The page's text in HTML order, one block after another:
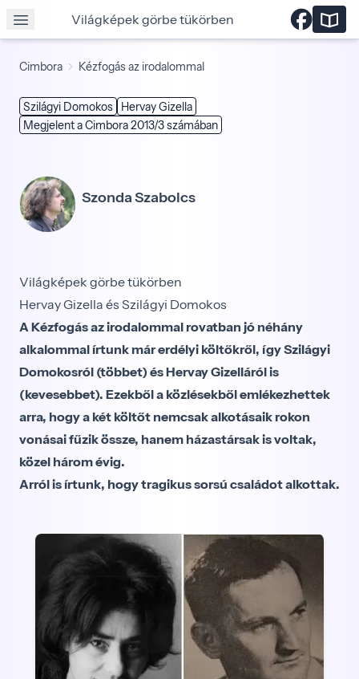
Világképek görbe tükörben
Cimbora Kézfogás az irodalommal
Szilágyi Domokos
Hervay Gizella
Megjelent a Cimbora 2013/3 számában
Szonda Szabolcs
Világképek görbe tükörben
Hervay Gizella és Szilágyi Domokos
A Kézfogás az irodalommal rovatban jó néhány
alkalommal írtunk már erdélyi költőkről, így Szilágyi
Domokosról (többet) és Hervay Gizelláról is
(kevesebbet). Ezekből a közlésekből emlékezhettek
arra, hogy a két költőt nemcsak alkotásaik rokon
vonásai fűzik össze, hanem házastársak is voltak,
közel három évig.
Arról is írtunk, hogy tragikus sorsú családot alkottak.